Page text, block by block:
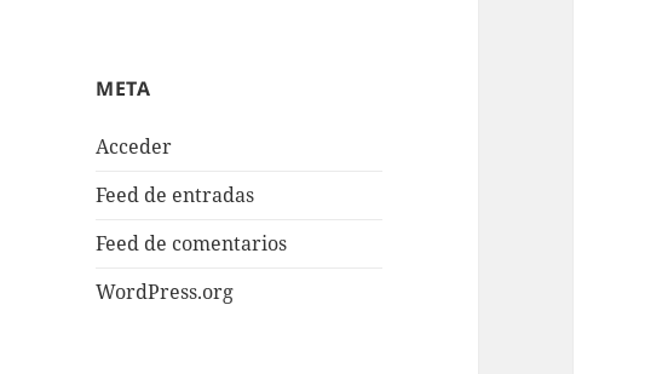
META
Acceder
Feed de entradas
Feed de comentarios
WordPress.org